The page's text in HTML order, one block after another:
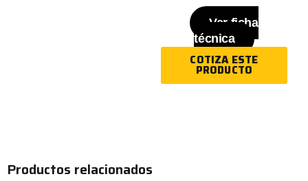
Ver ficha
técnica
COTIZA ESTE
PRODUCTO
Productos relacionados